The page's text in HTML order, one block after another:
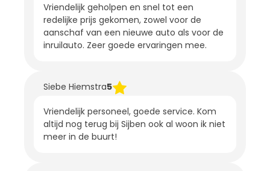
Vriendelijk geholpen en snel tot een
redelijke prijs gekomen, zowel voor de
aanschaf van een nieuwe auto als voor de
inruilauto. Zeer goede ervaringen mee.
Siebe Hiemstra5
Vriendelijk personeel, goede service. Kom
altijd nog terug bij Sijben ook al woon ik niet
meer in de buurt!